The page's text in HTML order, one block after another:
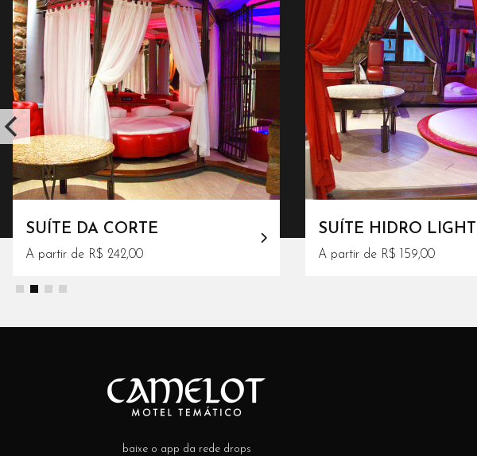
SUÍTE DA CORTE
A partir de R$ 242,00
SUÍTE HIDRO LIGHT
A partir de R$ 159,00
baixe o app da rede drops